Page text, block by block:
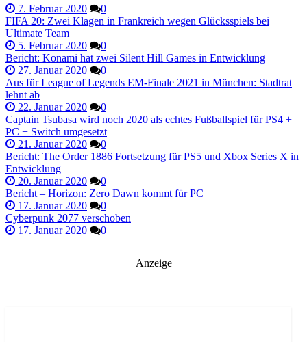
7. Februar 2020
0
FIFA 20: Zwei Klagen in Frankreich wegen Glücksspiels bei
Ultimate Team
5. Februar 2020
0
Bericht: Konami hat zwei Silent Hill Games in Entwicklung
27. Januar 2020
0
Aus für League of Legends EM-Finale 2021 in München: Stadtrat
lehnt ab
22. Januar 2020
0
Captain Tsubasa wird noch 2020 als echtes Fußballspiel für PS4 +
PC + Switch umgesetzt
21. Januar 2020
0
Bericht: The Order 1886 Fortsetzung für PS5 und Xbox Series X in
Entwicklung
20. Januar 2020
0
Bericht – Horizon: Zero Dawn kommt für PC
17. Januar 2020
0
Cyberpunk 2077 verschoben
17. Januar 2020
0
Anzeige